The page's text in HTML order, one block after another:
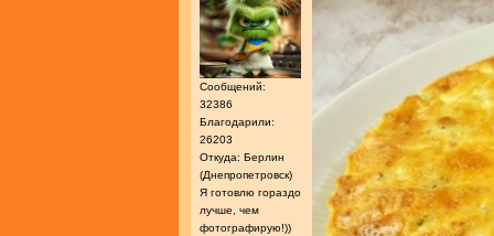
Сообщений:
32386
Благодарили:
26203
Откуда: Берлин
(Днепропетровск)
Я готовлю гораздо
лучше, чем
фотографирую!))